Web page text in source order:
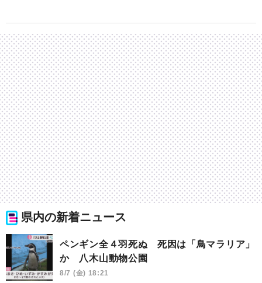
県内の新着ニュース
ペンギン全４羽死ぬ 死因は「鳥マラリア」
か 八木山動物公園
8/7 (金) 18:21